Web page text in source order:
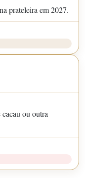
prateleira em 2027.
ou outra